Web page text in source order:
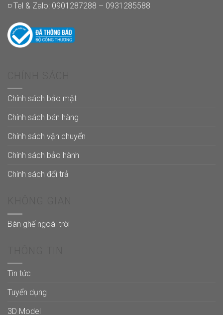
◽ Tel & Zalo: 0901287288 – 0931285588
Chính sách bảo mật
Chính sách bán hàng
Chính sách vận chuyển
Chính sách bảo hành
Chính sách đổi trả
Bàn ghế ngoài trời
Tin tức
Tuyển dụng
3D Model